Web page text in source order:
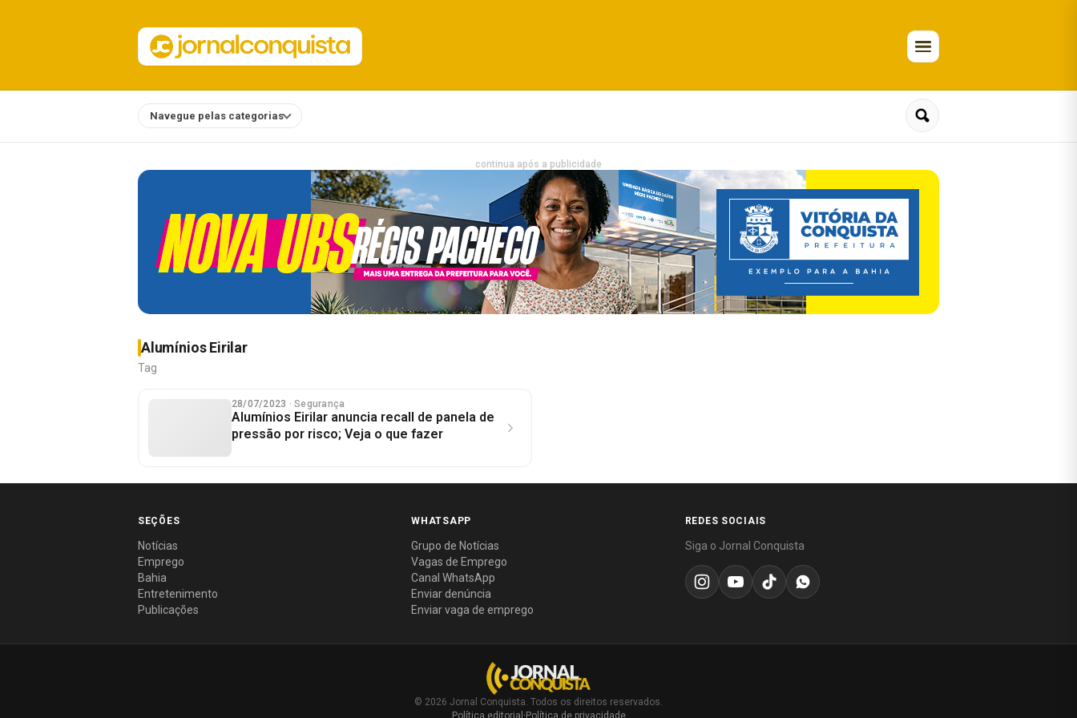
Navegue pelas categorias
continua após a publicidade
Alumínios Eirilar
Tag
28/07/2023 · Segurança
Alumínios Eirilar anuncia recall de panela de
pressão por risco; Veja o que fazer
SEÇÕES
Notícias
Emprego
Bahia
Entretenimento
Publicações
WHATSAPP
Grupo de Notícias
Vagas de Emprego
Canal WhatsApp
Enviar denúncia
Enviar vaga de emprego
REDES SOCIAIS
Siga o Jornal Conquista
© 2026 Jornal Conquista. Todos os direitos reservados.
Política editorial · Política de privacidade